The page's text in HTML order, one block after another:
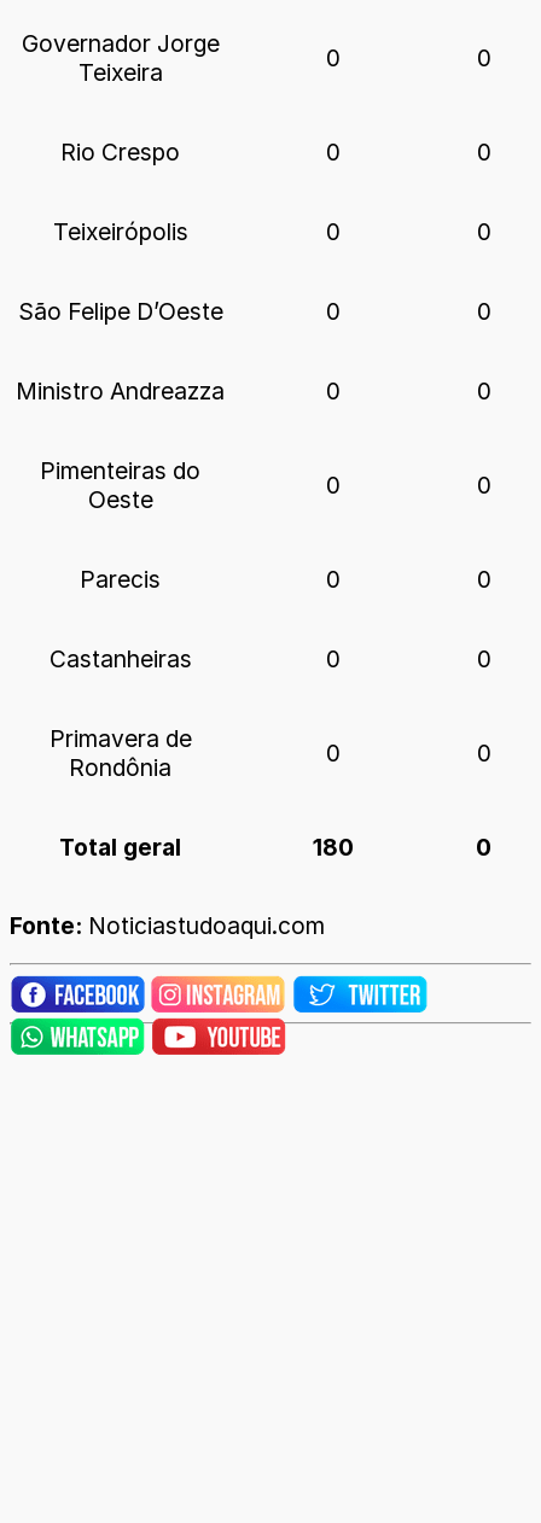
Governador Jorge
Teixeira
0 0
Rio Crespo 0 0
Teixeirópolis 0 0
São Felipe D’Oeste 0 0
Ministro Andreazza 0 0
Pimenteiras do
Oeste
0 0
Parecis 0 0
Castanheiras 0 0
Primavera de
Rondônia
0 0
Total geral 180 0
Fonte: Noticiastudoaqui.com